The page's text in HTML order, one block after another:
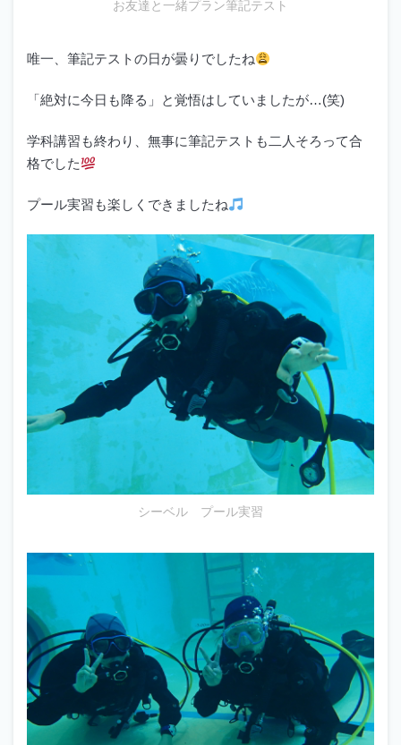
お友達と一緒プラン筆記テスト
唯一、筆記テストの日が曇りでしたね
「絶対に今日も降る」と覚悟はしていましたが…(笑)
学科講習も終わり、無事に筆記テストも二人そろって合
格でした
プール実習も楽しくできましたね
シーベル プール実習